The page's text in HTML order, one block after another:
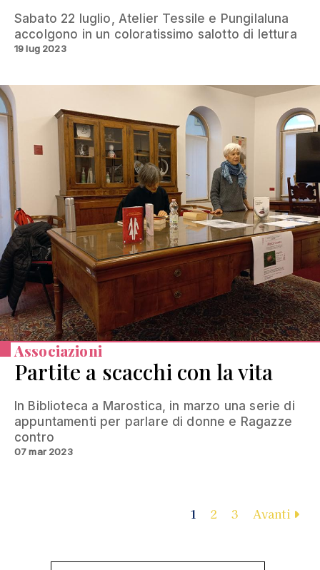
Sabato 22 luglio, Atelier Tessile e Pungilaluna
accolgono in un coloratissimo salotto di lettura
19 lug 2023
Associazioni
Partite a scacchi con la vita
In Biblioteca a Marostica, in marzo una serie di
appuntamenti per parlare di donne e Ragazze
contro
07 mar 2023
1 2 3 Avanti